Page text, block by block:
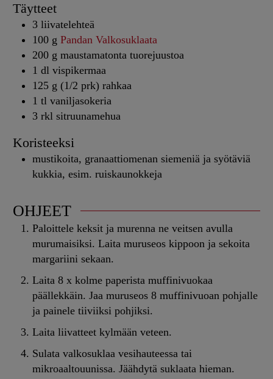
Täytteet
3 liivatelehteä
100 g Pandan Valkosuklaata
200 g maustamatonta tuorejuustoa
1 dl vispikermaa
125 g (1/2 prk) rahkaa
1 tl vaniljasokeria
3 rkl sitruunamehua
Koristeeksi
mustikoita, granaattiomenan siemeniä ja syötäviä
kukkia, esim. ruiskaunokkeja
OHJEET
Paloittele keksit ja murenna ne veitsen avulla
murumaisiksi. Laita muruseos kippoon ja sekoita
margariini sekaan.
Laita 8 x kolme paperista muffinivuokaa
päällekkäin. Jaa muruseos 8 muffinivuoan pohjalle
ja painele tiiviiksi pohjiksi.
Laita liivatteet kylmään veteen.
Sulata valkosuklaa vesihauteessa tai
mikroaaltouunissa. Jäähdytä suklaata hieman.